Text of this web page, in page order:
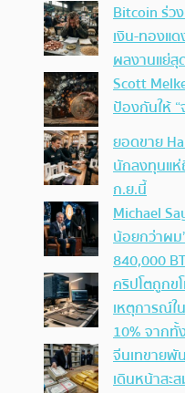
Bitcoin ร่ว
เงิน-ทองแ
ผลงานแย่สุ
Scott
ป้องกันให้ “
ยอดขาย
นักลงทุนแห่
ก.ย.นี้
Michael
น้อยกว่าผม
840,000
คริปโตถูกข
เหตุการณ์ใ
10% จาก
จีนเทขายพั
เดินหน้าสะ